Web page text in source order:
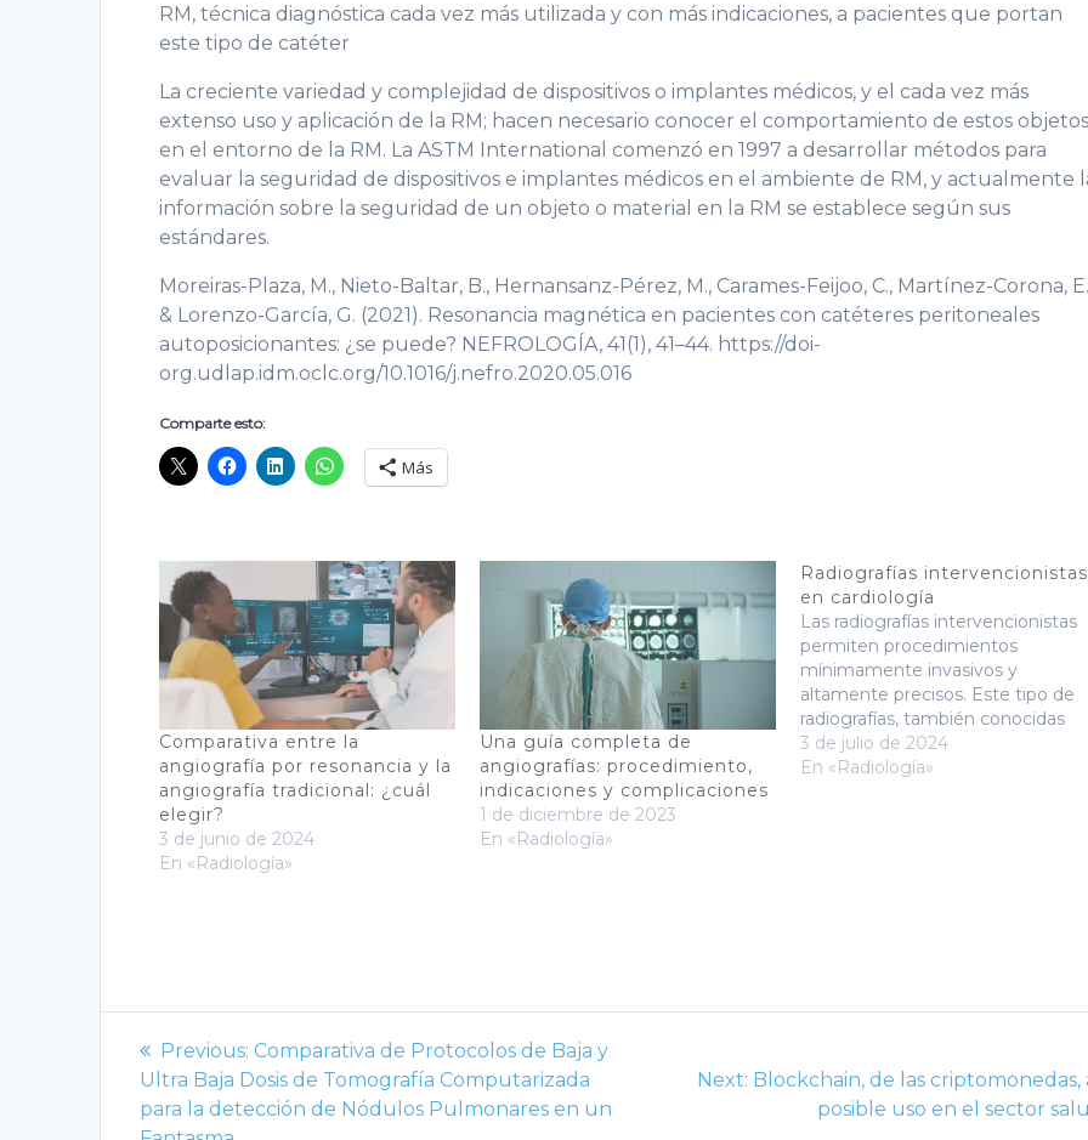
RM, técnica diagnóstica cada vez más utilizada y con más indicaciones, a pacientes que portan
este tipo de catéter
La creciente variedad y complejidad de dispositivos o implantes médicos, y el cada vez más
extenso uso y aplicación de la RM; hacen necesario conocer el comportamiento de estos
en el entorno de la RM. La ASTM International comenzó en 1997 a desarrollar métodos para
evaluar la seguridad de dispositivos e implantes médicos en el ambiente de RM, y actualmente
información sobre la seguridad de un objeto o material en la RM se establece según sus
estándares.
Moreiras-Plaza, M., Nieto-Baltar, B., Hernansanz-Pérez, M., Carames-Feijoo, C., Martínez-Corona,
& Lorenzo-García, G. (2021). Resonancia magnética en pacientes con catéteres peritoneales
autoposicionantes: ¿se puede? NEFROLOGÍA, 41(1), 41–44. https://doi-
org.udlap.idm.oclc.org/10.1016/j.nefro.2020.05.016
Comparte esto:
Más
Comparativa entre la
angiografía por resonancia y la
angiografía tradicional: ¿cuál
elegir?
3 de junio de 2024
En «Radiología»
Una guía completa de
angiografías: procedimiento,
indicaciones y complicaciones
1 de diciembre de 2023
En «Radiología»
Radiografías intervencionistas
en cardiología
Las radiografías intervencionistas
permiten procedimientos
mínimamente invasivos y
altamente precisos. Este tipo de
radiografías, también conocidas
como fluoroscopias, juegan un
papel crucial en la visualización en
3 de julio de 2024
En «Radiología»
Navegación
de
Previous: Previous
post:
Comparativa de Protocolos de Baja y
Ultra Baja Dosis de Tomografía Computarizada
para la detección de Nódulos Pulmonares en un
Next: Next
Blockchain, de las criptomonedas,
posible uso en el sector